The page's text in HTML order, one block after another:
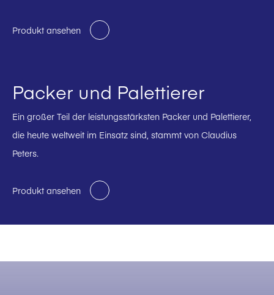
Produkt ansehen
Packer und Palettierer
Ein großer Teil der leistungsstärksten Packer und Palettierer,
die heute weltweit im Einsatz sind, stammt von Claudius
Peters.
Produkt ansehen